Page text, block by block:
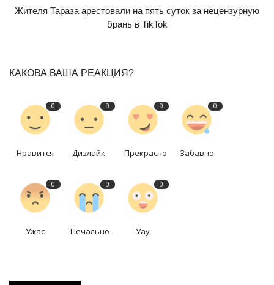
Жителя Тараза арестовали на пять суток за нецензурную
брань в TikTok
КАКОВА ВАША РЕАКЦИЯ?
0
Нравится
0
Дизлайк
0
Прекрасно
0
Забавно
0
Ужас
0
Печально
0
Уау